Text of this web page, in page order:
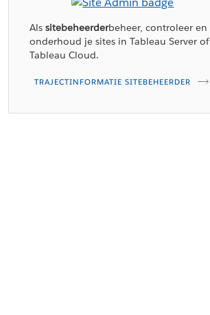
Als sitebeheerderbeheer, controleer en
onderhoud je sites in Tableau Server of
Tableau Cloud.
TRAJECTINFORMATIE SITEBEHEERDER